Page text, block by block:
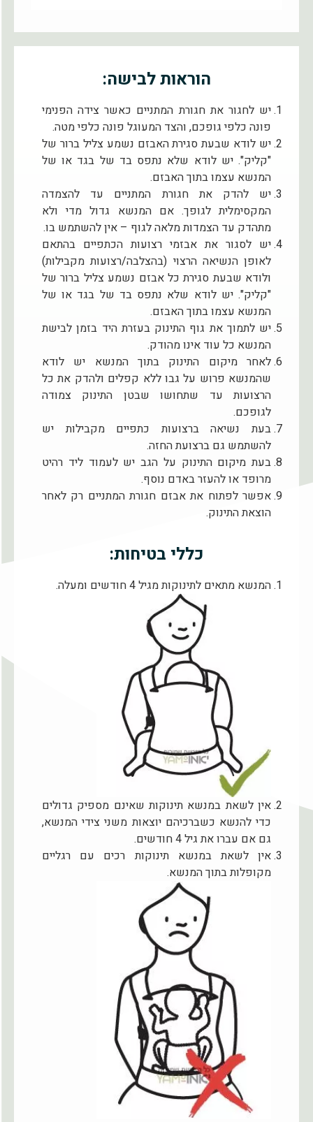
הוראות לבישה:
יש לחגור את חגורת המתניים כאשר צידה הפנימי
פונה כלפי גופכם, והצד המעוגל פונה כלפי מטה.
יש לודא שבעת סגירת האבזם נשמע צליל ברור של
"קליק". יש לודא שלא נתפס בד של בגד או של
המנשא עצמו בתוך האבזם.
יש להדק את חגורת המתניים עד להצמדה
המקסימלית לגופך. אם המנשא גדול מדי ולא
מתהדק עד הצמדות מלאה לגוף – אין להשתמש בו.
יש לסגור את אבזמי רצועות הכתפיים בהתאם
לאופן הנשיאה הרצוי (בהצלבה/רצועות מקבילות)
ולודא שבעת סגירת כל אבזם נשמע צליל ברור של
"קליק". יש לודא שלא נתפס בד של בגד או של
המנשא עצמו בתוך האבזם.
יש לתמוך את גוף התינוק בעזרת היד בזמן לבישת
המנשא כל עוד אינו מהודק.
לאחר מיקום התינוק בתוך המנשא יש לודא
שהמנשא פרוש על גבו ללא קפלים ולהדק את כל
הרצועות עד שתחושו שבטן התינוק צמודה
לגופכם.
בעת נשיאה ברצועות כתפיים מקבילות יש
להשתמש גם ברצועת החזה.
בעת מיקום התינוק על הגב יש לעמוד ליד רהיט
מרופד או להעזר באדם נוסף.
אפשר לפתוח את אבזם חגורת המתניים רק לאחר
הוצאת התינוק.
כללי בטיחות:
המנשא מתאים לתינוקות מגיל 4 חודשים ומעלה.
אין לשאת במנשא תינוקות שאינם מספיק גדולים
כדי להנשא כשברכיהם יוצאות משני צידי המנשא,
גם אם עברו את גיל 4 חודשים.
אין לשאת במנשא תינוקות רכים עם רגליים
מקופלות בתוך המנשא.